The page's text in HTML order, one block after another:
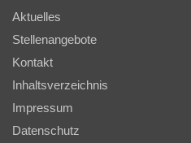
Aktuelles
Stellenangebote
Kontakt
Inhaltsverzeichnis
Impressum
Datenschutz